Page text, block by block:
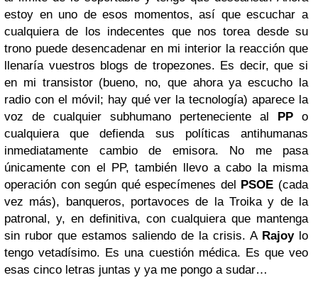
estoy en uno de esos momentos, así que escuchar a
cualquiera de los indecentes que nos torea desde su
trono puede desencadenar en mi interior la reacción que
llenaría vuestros blogs de tropezones. Es decir, que si
en mi transistor (bueno, no, que ahora ya escucho la
radio con el móvil; hay qué ver la tecnología) aparece la
voz de cualquier subhumano perteneciente al PP o
cualquiera que defienda sus políticas antihumanas
inmediatamente cambio de emisora. No me pasa
únicamente con el PP, también llevo a cabo la misma
operación con según qué especímenes del PSOE (cada
vez más), banqueros, portavoces de la Troika y de la
patronal, y, en definitiva, con cualquiera que mantenga
sin rubor que estamos saliendo de la crisis. A Rajoylo
tengo vetadísimo. Es una cuestión médica. Es que veo
esas cinco letras juntas y ya me pongo a sudar…